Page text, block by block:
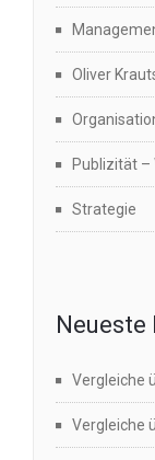
Oliver
Publizität –
Strategie
Neueste
Vergleiche
Vergleiche